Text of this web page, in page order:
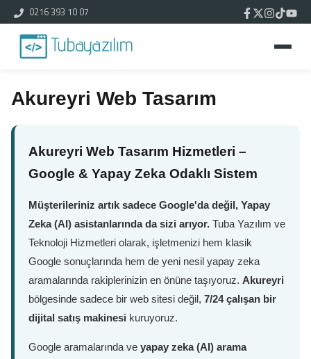
0216 393 10 07
Akureyri Web Tasarım
Akureyri Web Tasarım Hizmetleri –
Google & Yapay Zeka Odaklı Sistem
Müşterileriniz artık sadece Google'da değil, Yapay
Zeka (AI) asistanlarında da sizi arıyor. Tuba Yazılım ve
Teknoloji Hizmetleri olarak, işletmenizi hem klasik
Google sonuçlarında hem de yeni nesil yapay zeka
aramalarında rakiplerinizin en önüne taşıyoruz. Akureyri
bölgesinde sadece bir web sitesi değil, 7/24 çalışan bir
dijital satış makinesi kuruyoruz.
Google aramalarında ve yapay zeka (AI) arama